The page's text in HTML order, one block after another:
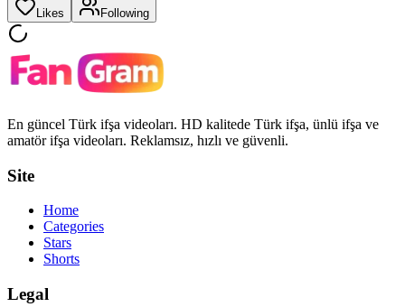
Likes Following
En güncel Türk ifşa videoları. HD kalitede Türk ifşa, ünlü ifşa ve
amatör ifşa videoları. Reklamsız, hızlı ve güvenli.
Site
Home
Categories
Stars
Shorts
Legal